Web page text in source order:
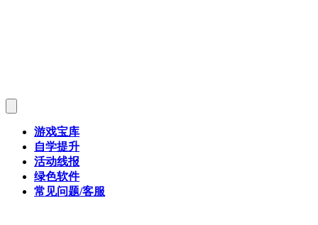
游戏宝库
自学提升
活动线报
绿色软件
常见问题/客服